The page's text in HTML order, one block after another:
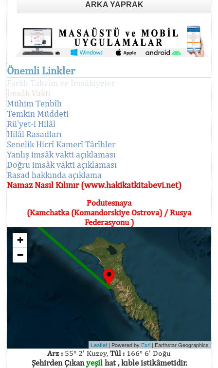
ARKA YAPRAK
Önemli Linkler
Farklı Takvim ve İmsâkiyeler
İmsâk Vakti
Mühim Tenbîh
Temkin Müddeti
Rü'yet-i Hilâl
Hilâl Rasadları
Senelik Hicrî Kamerî Târîhler
Yanlış imsâk vakti açıklaması
Doğru imsâk vakti açıklaması
Rasad hakkında açıklama
Namaz Nasıl Kılınır (www.hakikatkitabevi.net)
Podutesnaya
(Kamchatka (Komandorskiye Ostrova) / Rusya
Federasyonu )
+
−
Leaflet | Powered by Esri | Earthstar Geographics
Arz : 55° 2' Kuzey, Tûl : 166° 6' Doğu
Şehirden Çıkanyeşilhat , kıble istikâmetidir.